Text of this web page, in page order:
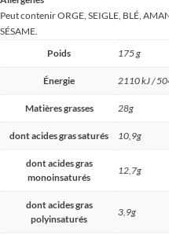
Peut contenir ORGE, SEIGLE, BLÉ,
SÉSAME.
Poids
175 g
Énergie 2110 kJ /
Matières grasses 28g
dont acides gras saturés 10,9g
dont acides gras
monoinsaturés
12,7g
dont acides gras
polyinsaturés
3,9g